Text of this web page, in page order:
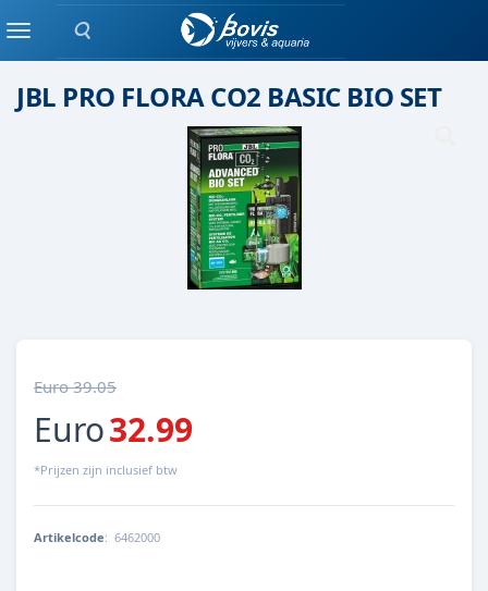
Zoeken
Menu
JBL PRO FLORA CO2 BASIC BIO SET
Euro 39.05
Euro32.99
*Prijzen zijn inclusief btw
Artikelcode: 6462000